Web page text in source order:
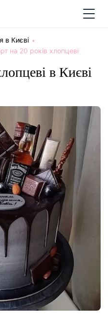
в Києві
на 20 років хлопцеві
в Києві